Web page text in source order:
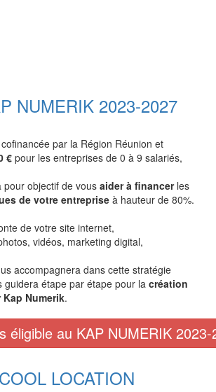
NUMERIK 2023-2027
cofinancée par la Région Réunion et
€ pour les entreprises de 0 à 9 salariés,
pour objectif de vous aider à financerles
de votre entreprise à hauteur de 80%.
de votre site internet,
vidéos, marketing digital,
accompagnera dans cette stratégie
guidera étape par étape pour la création
Numerik.
éligible au KAP NUMERIK
COOL LOCATION